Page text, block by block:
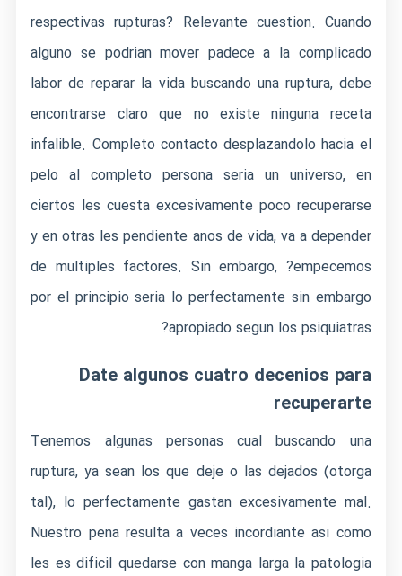
respectivas rupturas? Relevante cuestion. Cuando
alguno se podri­an mover padece a la complicado
labor de reparar la vida buscando una ruptura, debe
encontrarse claro que no existe ninguna receta
infalible. Completo contacto desplazandolo hacia el
pelo al completo persona seri­a un universo, en
ciertos les cuesta excesivamente poco recuperarse
y en otras les pendiente anos de vida, va a depender
de multiples factores. Sin embargo, ?empecemos
por el principio seri­a lo perfectamente sin embargo
apropiado segun los psiquiatras?
Date algunos cuatro decenios para
recuperarte
Tenemos algunas personas cual buscando una
ruptura, ya sean los que deje o las dejados (otorga
tal), lo perfectamente gastan excesivamente mal.
Nuestro pena resulta a veces incordiante asi­ como
les es dificil quedarse con manga larga la patologi­a